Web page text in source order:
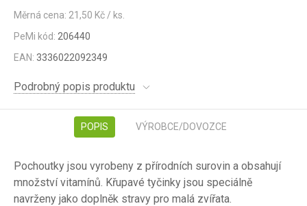
Měrná cena: 21,50 Kč / ks.
PeMi kód: 206440
EAN: 3336022092349
Podrobný popis produktu
POPIS VÝROBCE/DOVOZCE
Pochoutky jsou vyrobeny z přírodních surovin a obsahují
množství vitamínů. Křupavé tyčinky jsou speciálně
navrženy jako doplněk stravy pro malá zvířata.